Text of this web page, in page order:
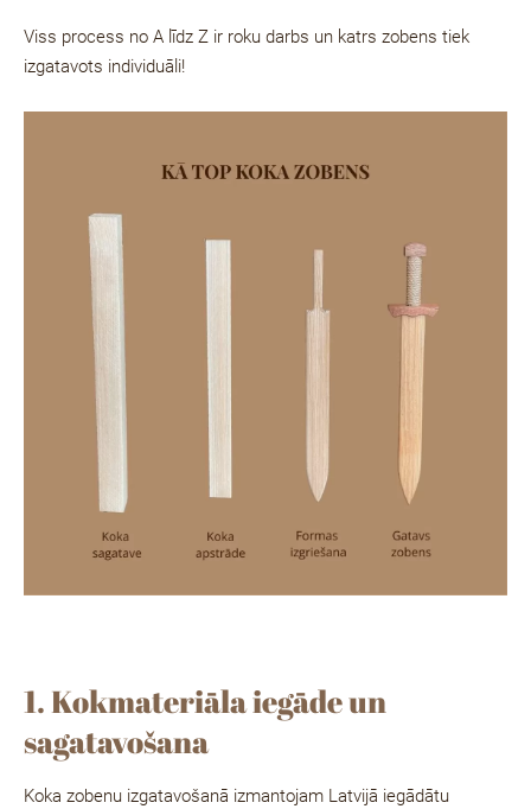
Viss process no A līdz Z ir roku darbs un katrs zobens tiek
izgatavots individuāli!
1. Kokmateriāla iegāde un
sagatavošana
Koka zobenu izgatavošanā izmantojam Latvijā iegādātu